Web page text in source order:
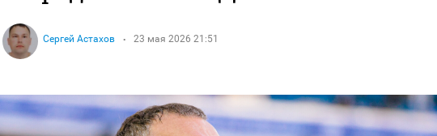
Сергей Астахов 23 мая 2026 21:51